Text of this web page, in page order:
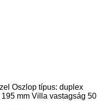
Oszlop típus: duplex
195 mm Villa vastagság 50